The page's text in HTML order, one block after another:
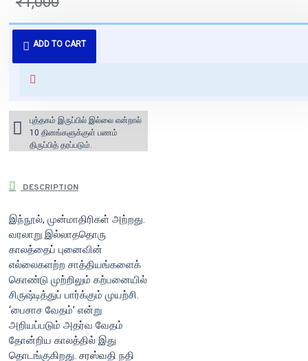
ADD TO CART
புத்தகம் 3 - 7 நாட்களில் அனுப்பி
வைக்கப்படும்.
for orders above ₹1000 within
புத்தகம் இருப்பில் இல்லை என்றால்
10 தினங்களுக்குள் பணம்
திருப்பித் தரப்படும்.
DESCRIPTION
இந்நூல், முன்மாதிரிகள் அற்றது.
வரலாறு இல்லாததொரு
காலத்தைப் புனைவின்
எல்லைகளற்ற சாத்தியங்களைக்
கொண்டு முற்றிலும் கற்பனையில்
சிருஷ்டித்துப் பார்க்கும் முயற்சி.
‘பைசாச வேதம்’ என்று
அறியப்படும் அதர்வ வேதம்
தோன்றிய காலத்தில் இது
தொடங்குகிறது. சரஸ்வதி நதி